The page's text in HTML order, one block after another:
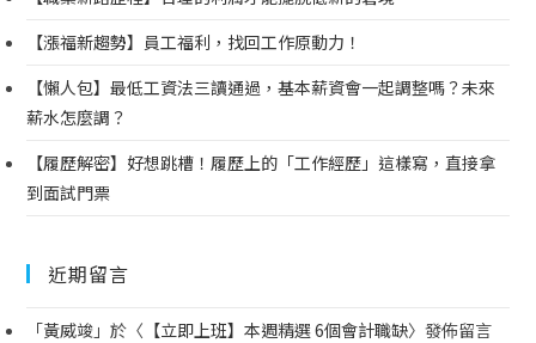
【漲福新趨勢】員工福利，找回工作原動力！
【懶人包】最低工資法三讀通過，基本薪資會一起調整嗎？未來
薪水怎麼調？
【履歷解密】好想跳槽！履歷上的「工作經歷」這樣寫，直接拿
到面試門票
近期留言
「黃威竣 」於〈 【立即上班】本週精選 6個會計職缺〉發佈留言